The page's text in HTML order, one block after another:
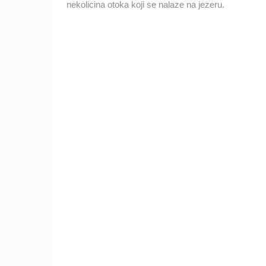
nekolicina otoka koji se nalaze na jezeru.